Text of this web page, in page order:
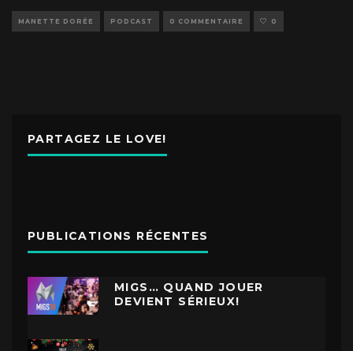
MANETTE DORÉE PODCAST 0 COMMENTAIRE 0
PARTAGEZ LE LOVE!
PUBLICATIONS RÉCENTES
MIGS… QUAND JOUER
DEVIENT SÉRIEUX!